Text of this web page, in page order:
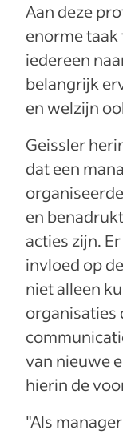
Aan deze
enorme
iedereen
belangrijk
en welzijn
Geissler
dat een
en
acties zijn.
invloed op
niet alleen
organisaties
van nieuwe
hierin de
"Als